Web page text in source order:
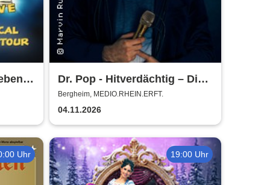
-
Dr. Pop - Hitverdächtig – Die
Musik-Comedy-Stand-up-
Show! - (ständig aktualisiert)
Bergheim, MEDIO.RHEIN.ERFT.
04.11.2026
Uhr 19:00 Uhr